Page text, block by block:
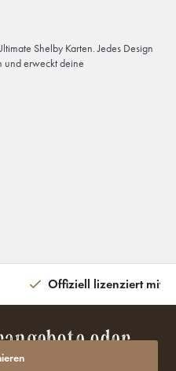
Shelby Karten. Jedes Design
und erweckt deine
Offiziell lizenziert mit
oder